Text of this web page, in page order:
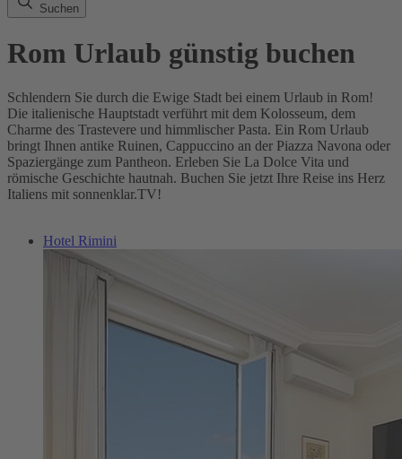
Suchen
Rom Urlaub günstig buchen
Schlendern Sie durch die Ewige Stadt bei einem Urlaub in Rom!
Die italienische Hauptstadt verführt mit dem Kolosseum, dem
Charme des Trastevere und himmlischer Pasta. Ein Rom Urlaub
bringt Ihnen antike Ruinen, Cappuccino an der Piazza Navona oder
Spaziergänge zum Pantheon. Erleben Sie La Dolce Vita und
römische Geschichte hautnah. Buchen Sie jetzt Ihre Reise ins Herz
Italiens mit sonnenklar.TV!
Hotel Rimini